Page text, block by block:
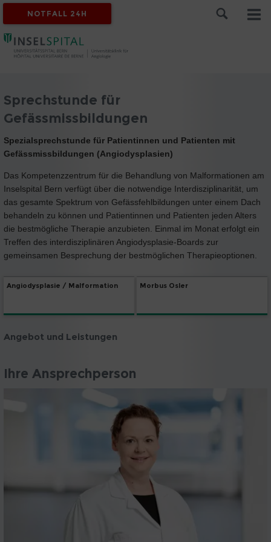
NOTFALL 24H
Sprechstunde für
Gefässmissbildungen
Spezialsprechstunde für Patientinnen und Patienten mit
Gefässmissbildungen (Angiodysplasien)
Das Kompetenzzentrum für die Behandlung von Malformationen am
Inselspital Bern verfügt über die notwendige Interdisziplinarität, um
das gesamte Spektrum von Gefässfehlbildungen unter einem Dach
behandeln zu können und Patientinnen und Patienten jeden Alters
die bestmögliche Therapie anzubieten. Einmal im Monat erfolgt ein
Treffen des interdisziplinären Angiodysplasie-Boards zur
gemeinsamen Besprechung der bestmöglichen Therapieoptionen.
Angiodysplasie / Malformation Morbus Osler
Angebot und Leistungen
Ihre Ansprechperson